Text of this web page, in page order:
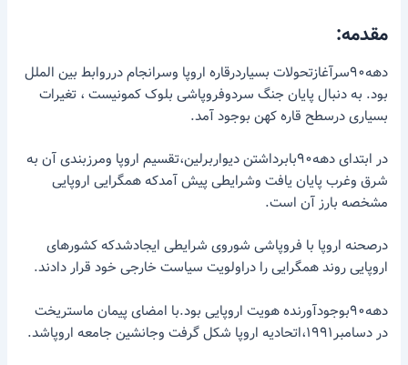
مقدمه:
دهه۹۰سرآغازتحولات بسیاردرقاره اروپا وسرانجام درروابط بین الملل
بود. به دنبال پایان جنگ سردوفروپاشی بلوک کمونیست ، تغیرات
بسیاری درسطح قاره کهن بوجود آمد.
در ابتدای دهه۹۰بابرداشتن دیواربرلین،تقسیم اروپا ومرزبندی آن به
شرق وغرب پایان یافت وشرایطی پیش آمدکه همگرایی اروپایی
مشخصه بارز آن است.
درصحنه اروپا با فروپاشی شوروی شرایطی ایجادشدکه کشورهای
اروپایی روند همگرایی را دراولویت سیاست خارجی خود قرار دادند.
دهه۹۰بوجودآورنده هویت اروپایی بود.با امضای پیمان ماستریخت
در دسامبر۱۹۹۱،اتحادیه اروپا شکل گرفت وجانشین جامعه اروپاشد.